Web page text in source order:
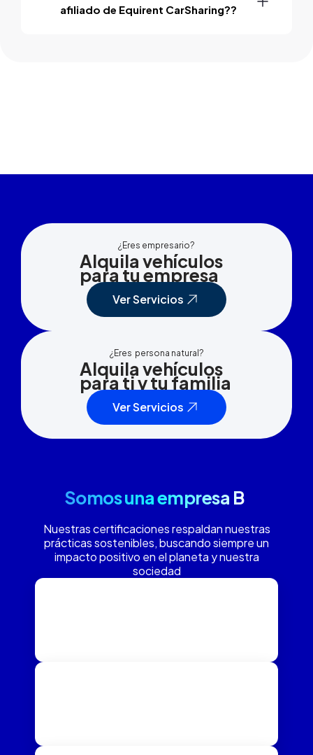
afiliado de Equirent CarSharing??
¿Eres empresario?
Alquila vehículos
para tu empresa
Ver Servicios
¿Eres persona natural?
Alquila vehículos
para ti y tu familia
Ver Servicios
Somos una empresa B
Nuestras certificaciones respaldan nuestras
prácticas sostenibles, buscando siempre un
impacto positivo en el planeta y nuestra
sociedad